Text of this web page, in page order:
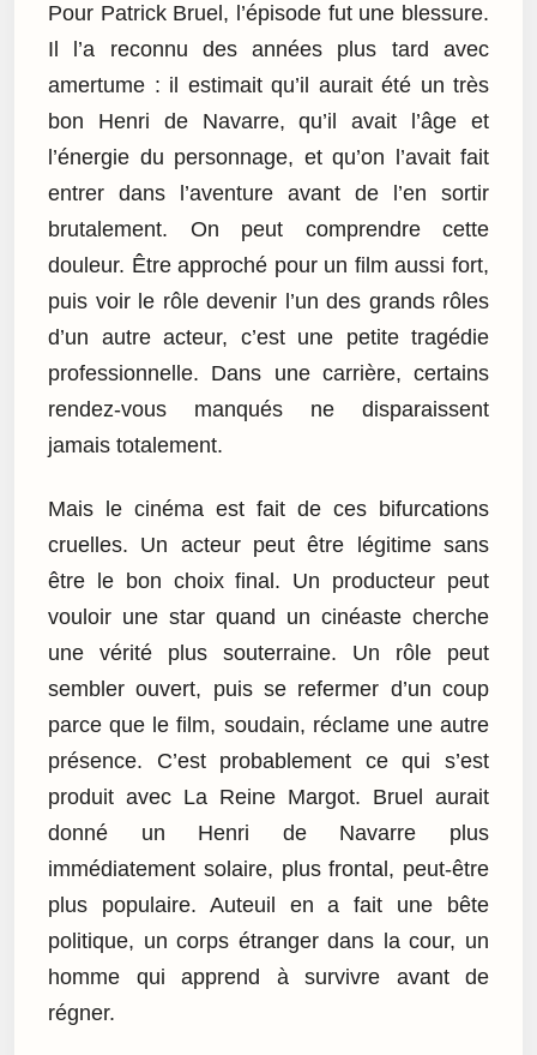
Pour Patrick Bruel, l’épisode fut une blessure.
Il l’a reconnu des années plus tard avec
amertume : il estimait qu’il aurait été un très
bon Henri de Navarre, qu’il avait l’âge et
l’énergie du personnage, et qu’on l’avait fait
entrer dans l’aventure avant de l’en sortir
brutalement. On peut comprendre cette
douleur. Être approché pour un film aussi fort,
puis voir le rôle devenir l’un des grands rôles
d’un autre acteur, c’est une petite tragédie
professionnelle. Dans une carrière, certains
rendez-vous manqués ne disparaissent
jamais totalement.
Mais le cinéma est fait de ces bifurcations
cruelles. Un acteur peut être légitime sans
être le bon choix final. Un producteur peut
vouloir une star quand un cinéaste cherche
une vérité plus souterraine. Un rôle peut
sembler ouvert, puis se refermer d’un coup
parce que le film, soudain, réclame une autre
présence. C’est probablement ce qui s’est
produit avec La Reine Margot. Bruel aurait
donné un Henri de Navarre plus
immédiatement solaire, plus frontal, peut-être
plus populaire. Auteuil en a fait une bête
politique, un corps étranger dans la cour, un
homme qui apprend à survivre avant de
régner.